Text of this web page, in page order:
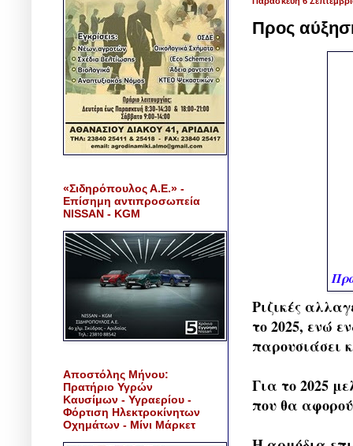
Προς
Ριζικές
το 2025, ενώ
παρουσιάσει
Για το 2025
που θα
«Σιδηρόπουλος Α.Ε.» -
Επίσημη αντιπροσωπεία
NISSAN - KGM
Αποστόλης Μήνου:
Πρατήριο Υγρών
Καυσίμων - Υγραερίου -
Φόρτιση Ηλεκτροκίνητων
Οχημάτων - Μίνι Μάρκετ